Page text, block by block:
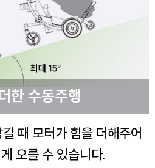
한 수동주행
때 모터가 힘을 더해주어
오를 수 있습니다.